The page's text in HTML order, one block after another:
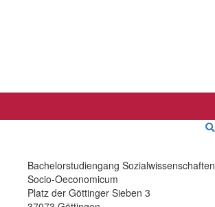
Bachelorstudiengang Sozialwissenschaften
Socio-Oeconomicum
Platz der Göttinger Sieben 3